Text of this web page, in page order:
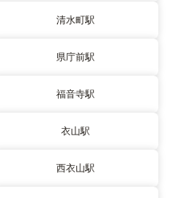
清水町駅
県庁前駅
福音寺駅
衣山駅
西衣山駅